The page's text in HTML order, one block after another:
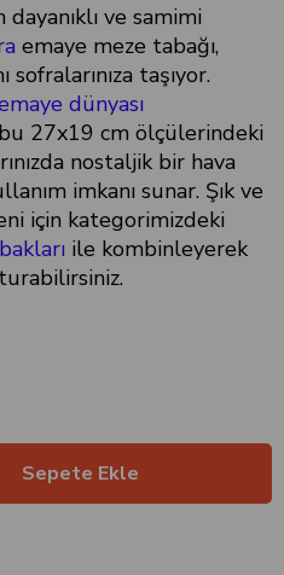
ve samimi
emaye meze tabağı,
sofralarınıza taşıyor.
dünyası
27x19 cm ölçülerindeki
nostaljik bir hava
imkanı sunar. Şık ve
için kategorimizdeki
ile kombinleyerek